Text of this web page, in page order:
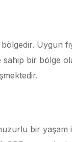
bölgedir. Uygun
sahip bir bölge
bir yaşam